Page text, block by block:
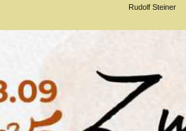
Rudolf Steiner